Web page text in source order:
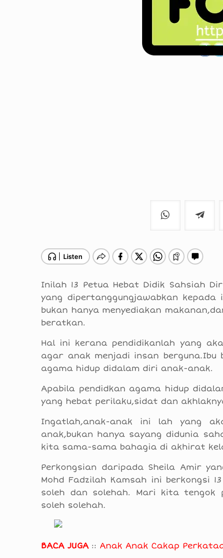
Inilah 13 Petua Hebat Didik Sahsiah
yang dipertanggungjawabkan
bukan hanya menyediakan
beratkan.
Hal ini kerana pendidikanlah yang
agar anak menjadi insan berguna.Ibu
agama hidup didalam diri anak-anak.
Apabila pendidkan agama hidup
yang hebat perilaku,sidat dan
Ingatlah,anak-anak ini lah yang
anak,bukan hanya sayang didunia
kita sama-sama bahagia di akhirat
Perkongsian daripada Sheila Amir
Mohd Fadzilah Kamsah ini berkongsi
soleh dan solehah. Mari kita tengok
soleh solehah.
BACA JUGA:: Anak Anak Cakap